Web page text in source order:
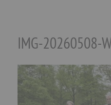
IMG-20260508-